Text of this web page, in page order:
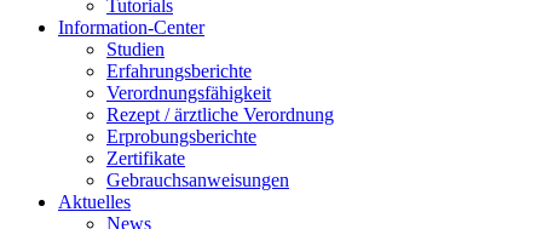
Tutorials
Information-Center
Studien
Erfahrungsberichte
Verordnungsfähigkeit
Rezept / ärztliche Verordnung
Erprobungsberichte
Zertifikate
Gebrauchsanweisungen
Aktuelles
News